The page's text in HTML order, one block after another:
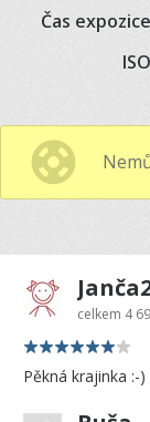
Čas
celkem 4
Pěkná krajinka :-)